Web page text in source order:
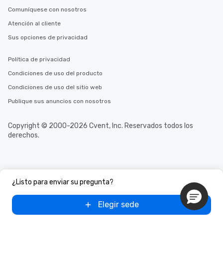
¿Listo para enviar su pregunta?
Elegir sede
Comuníquese con nosotros
Atención al cliente
Sus opciones de privacidad
Política de privacidad
Condiciones de uso del producto
Condiciones de uso del sitio web
Publique sus anuncios con nosotros
Copyright © 2000-2026 Cvent, Inc. Reservados todos los
derechos.